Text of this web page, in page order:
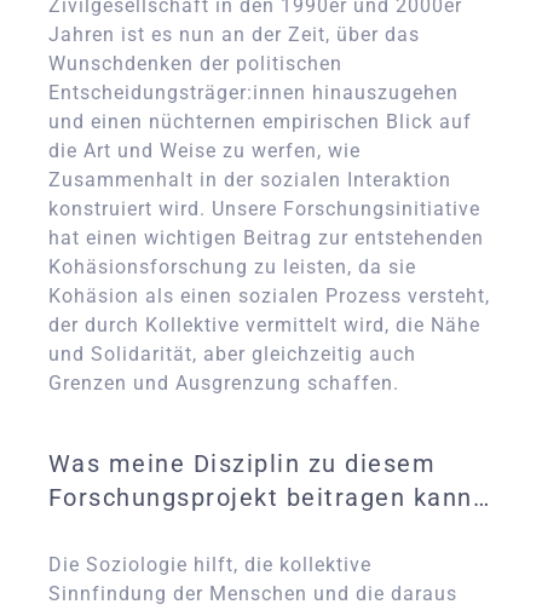
Zivilgesellschaft in den 1990er und 2000er
Jahren ist es nun an der Zeit, über das
Wunschdenken der politischen
Entscheidungsträger:innen hinauszugehen
und einen nüchternen empirischen Blick auf
die Art und Weise zu werfen, wie
Zusammenhalt in der sozialen Interaktion
konstruiert wird. Unsere Forschungsinitiative
hat einen wichtigen Beitrag zur entstehenden
Kohäsionsforschung zu leisten, da sie
Kohäsion als einen sozialen Prozess versteht,
der durch Kollektive vermittelt wird, die Nähe
und Solidarität, aber gleichzeitig auch
Grenzen und Ausgrenzung schaffen.
Was meine Disziplin zu diesem
Forschungsprojekt beitragen kann…
Die Soziologie hilft, die kollektive
Sinnfindung der Menschen und die daraus